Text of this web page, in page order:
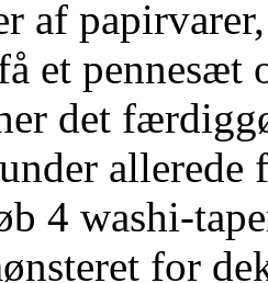
af
et pennesæt
det
allerede
4 washi-
for